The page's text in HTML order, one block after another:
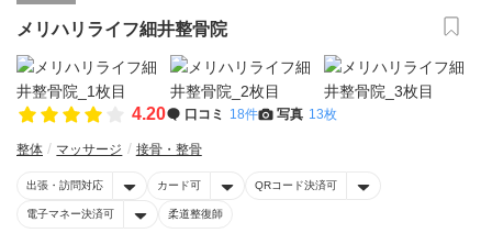
メリハリライフ細井整骨院
4.20 口コミ 18件 写真 13枚
整体 マッサージ 接骨・整骨
出張・訪問対応 カード可 QRコード決済可
電子マネー決済可 柔道整復師